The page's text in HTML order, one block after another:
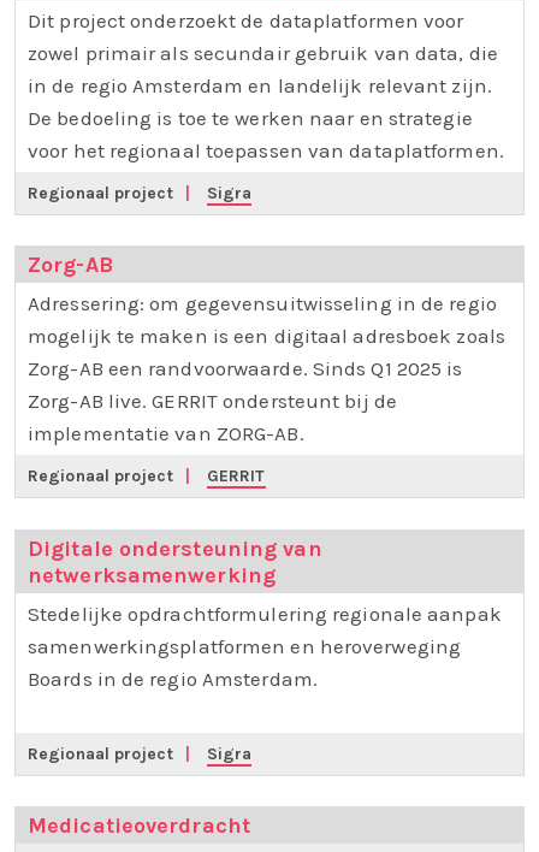
Dit project onderzoekt de dataplatformen voor
zowel primair als secundair gebruik van data, die
in de regio Amsterdam en landelijk relevant zijn.
De bedoeling is toe te werken naar en strategie
voor het regionaal toepassen van dataplatformen.
Regionaal project Sigra
Zorg-AB
Adressering: om gegevensuitwisseling in de regio
mogelijk te maken is een digitaal adresboek zoals
Zorg-AB een randvoorwaarde. Sinds Q1 2025 is
Zorg-AB live. GERRIT ondersteunt bij de
implementatie van ZORG-AB.
Regionaal project GERRIT
Digitale ondersteuning van
netwerksamenwerking
Stedelijke opdrachtformulering regionale aanpak
samenwerkingsplatformen en heroverweging
Boards in de regio Amsterdam.
Regionaal project Sigra
Medicatieoverdracht